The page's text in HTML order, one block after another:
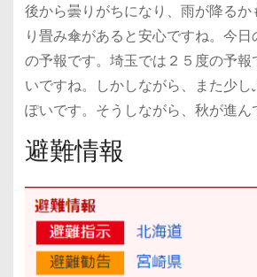
後から曇りがちになり、雨が降る
り畳み傘があると安心ですね。今
の予報です。埼玉では２５度の予報
いですね。しかしながら、また少し
ぽいです。そうしながら、秋が進ん
避難情報